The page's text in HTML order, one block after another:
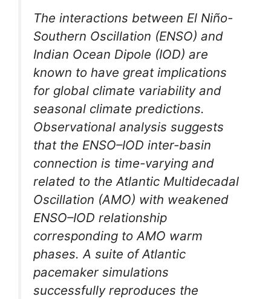
The interactions between El Niño-
Southern Oscillation (ENSO) and
Indian Ocean Dipole (IOD) are
known to have great implications
for global climate variability and
seasonal climate predictions.
Observational analysis suggests
that the ENSO–IOD inter-basin
connection is time-varying and
related to the Atlantic Multidecadal
Oscillation (AMO) with weakened
ENSO–IOD relationship
corresponding to AMO warm
phases. A suite of Atlantic
pacemaker simulations
successfully reproduces the